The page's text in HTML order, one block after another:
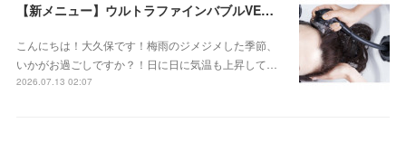
【新メニュー】ウルトラファインバブルVEENA始めました！
こんにちは！大久保です！梅雨のジメジメした季節、
いかがお過ごしですか？！日に日に気温も上昇して…
2026.07.13 02:07